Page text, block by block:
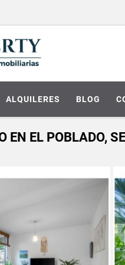
ALQUILERES BLOG
EN EL POBLADO,